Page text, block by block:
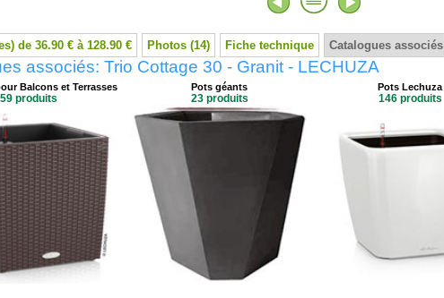
de 36.90 € à 128.90 € Photos (14) Fiche technique Catalogues associés
associés: Trio Cottage 30 - Granit - LECHUZA
Balcons et Terrasses
59 produits
Pots géants
23 produits
Pots Lechuza
146 produits